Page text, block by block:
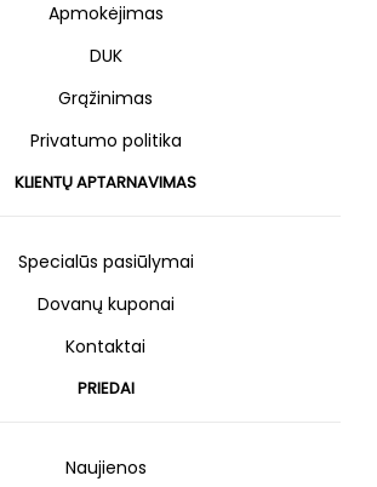
Apmokėjimas
DUK
Grąžinimas
Privatumo politika
KLIENTŲ APTARNAVIMAS
Specialūs pasiūlymai
Dovanų kuponai
Kontaktai
PRIEDAI
Naujienos